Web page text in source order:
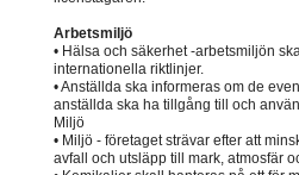
Arbetsmiljö
• Hälsa och säkerhet -arbetsmiljön
internationella riktlinjer.
• Anställda ska informeras om de
anställda ska ha tillgång till och
Miljö
• Miljö - företaget strävar efter att
avfall och utsläpp till mark, atmosfär